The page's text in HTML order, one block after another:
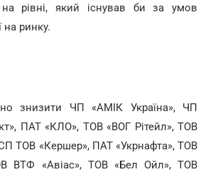
рівні, який існував би за умов
на ринку.
знизити ЧП «АМІК Україна», ЧП
ПАТ «КЛО», ТОВ «ВОГ Рітейл», ТОВ
ТОВ «Кершер», ПАТ «Укрнафта», ТОВ
ВТФ «Авіас», ТОВ «Бел Ойл», ТОВ